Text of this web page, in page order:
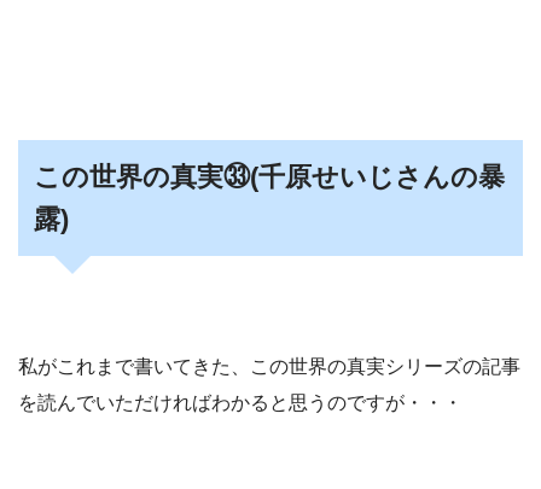
この世界の真実㉝(千原せいじさんの暴
露)
私がこれまで書いてきた、この世界の真実シリーズの記事
を読んでいただければわかると思うのですが・・・